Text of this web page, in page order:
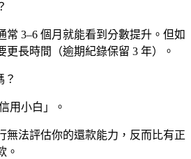
常 3–6 個月 就能看到分數提升。但如
更長時間（逾期紀錄保留 3 年）。
？
用小白 」。
無法評估你的還款能力，反而比有正
。